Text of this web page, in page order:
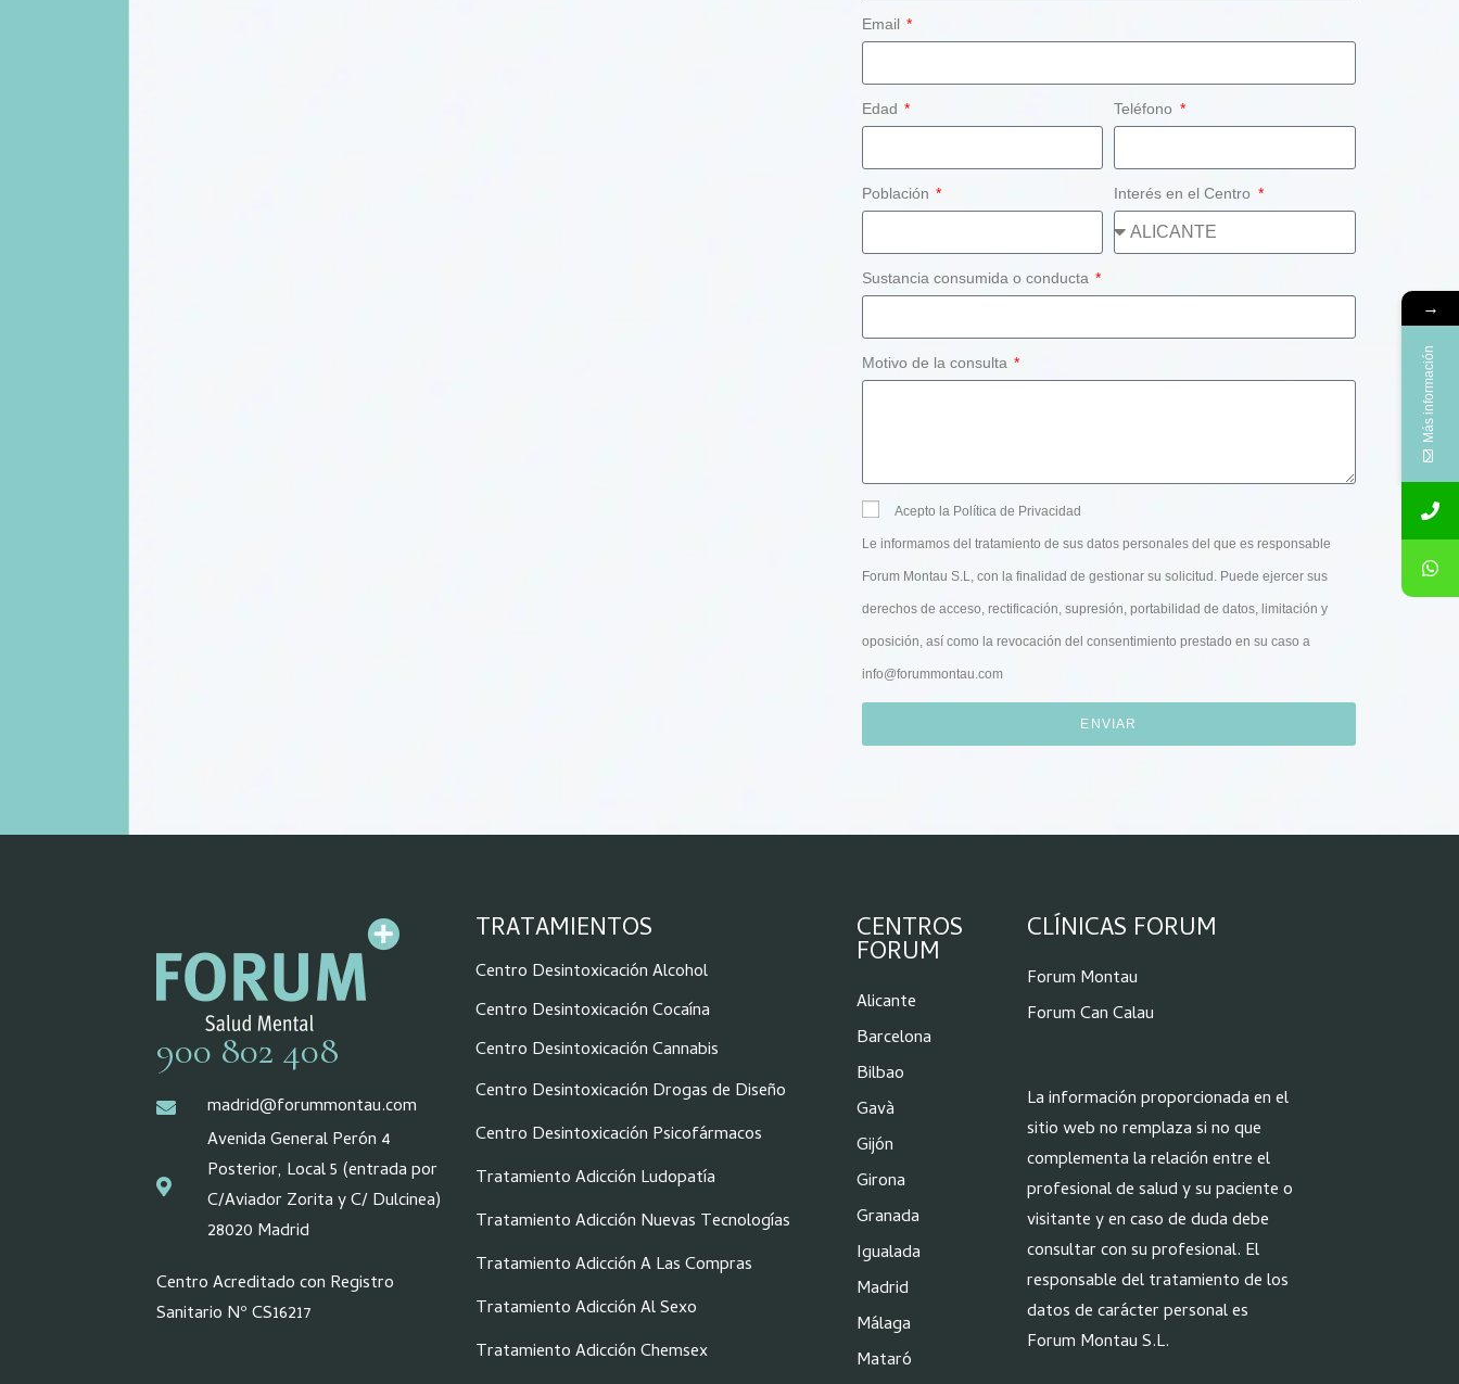
Email
Edad Teléfono
Población Interés en el Centro
Sustancia consumida o conducta
Motivo de la consulta
Acepto la Política de Privacidad
Le informamos del tratamiento de sus datos personales del que es responsable
Forum Montau S.L, con la finalidad de gestionar su solicitud. Puede ejercer sus
derechos de acceso, rectificación, supresión, portabilidad de datos, limitación y
oposición, así como la revocación del consentimiento prestado en su caso a
info@forummontau.com
ENVIAR
900 802 408
madrid@forummontau.com
Avenida General Perón 4
Posterior, Local 5 (entrada por
C/Aviador Zorita y C/ Dulcinea)
28020 Madrid
Centro Acreditado con Registro
Sanitario Nº CS16217
TRATAMIENTOS
Centro Desintoxicación Alcohol
Centro Desintoxicación Cocaína
Centro Desintoxicación Cannabis
Centro Desintoxicación Drogas de Diseño
Centro Desintoxicación Psicofármacos
Tratamiento Adicción Ludopatía
Tratamiento Adicción Nuevas Tecnologías
Tratamiento Adicción A Las Compras
Tratamiento Adicción Al Sexo
Tratamiento Adicción Chemsex
CENTROS
FORUM
Alicante
Barcelona
Bilbao
Gavà
Gijón
Girona
Granada
Igualada
Madrid
Málaga
Mataró
CLÍNICAS FORUM
Forum Montau
Forum Can Calau
La información proporcionada en el
sitio web no remplaza si no que
complementa la relación entre el
profesional de salud y su paciente o
visitante y en caso de duda debe
consultar con su profesional. El
responsable del tratamiento de los
datos de carácter personal es
Forum Montau S.L.
→
Más información